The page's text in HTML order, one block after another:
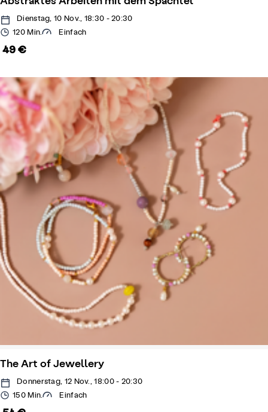
Dienstag, 10 Nov., 18:30 - 20:30
120 Min.
Einfach
49 €
The Art of Jewellery
Donnerstag, 12 Nov., 18:00 - 20:30
150 Min.
Einfach